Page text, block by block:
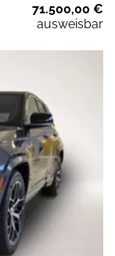
71.500,00 €
ausweisbar